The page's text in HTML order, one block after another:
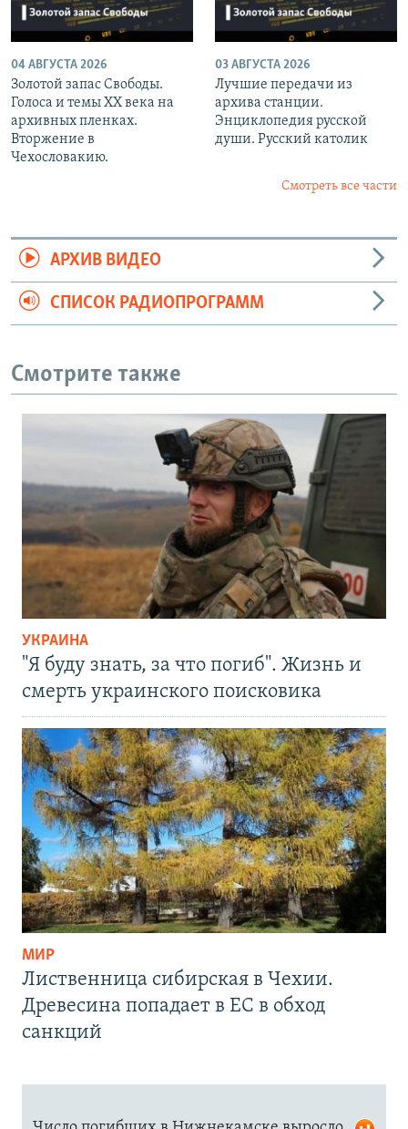
04 АВГУСТА 2026
Золотой запас Свободы.
Голоса и темы XX века на
архивных пленках.
Вторжение в
Чехословакию.
03 АВГУСТА 2026
Лучшие передачи из
архива станции.
Энциклопедия русской
души. Русский католик
Смотреть все части
АРХИВ ВИДЕО
СПИСОК РАДИОПРОГРАММ
Смотрите также
УКРАИНА
"Я буду знать, за что погиб". Жизнь и
смерть украинского поисковика
МИР
Лиственница сибирская в Чехии.
Древесина попадает в ЕС в обход
санкций